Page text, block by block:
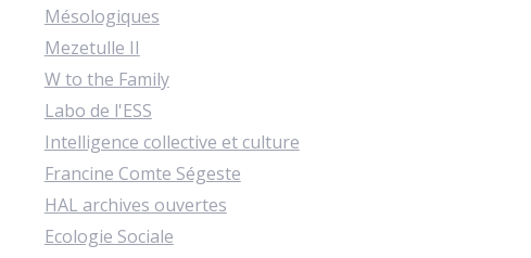
Mésologiques
Mezetulle II
W to the Family
Labo de l'ESS
Intelligence collective et culture
Francine Comte Ségeste
HAL archives ouvertes
Ecologie Sociale